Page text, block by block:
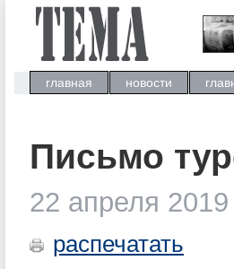
главная новости
Письмо
22 апреля
распечатать